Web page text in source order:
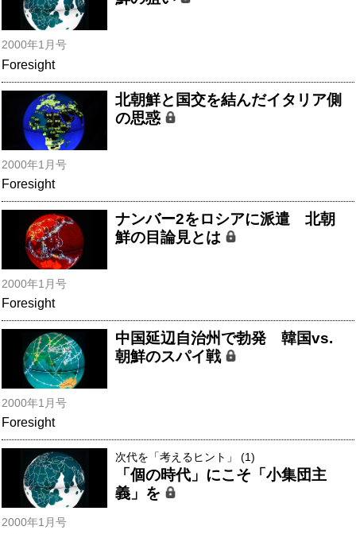
2000年1月号
Foresight
北朝鮮と国交を結んだイタリア側
の思惑
2000年1月号
Foresight
ナンバー2をロシアに派遣 北朝
鮮の目論見とは
2000年1月号
Foresight
中国延辺自治州で勃発 韓国vs.
朝鮮のスパイ戦
2000年1月号
Foresight
次代を「考えるヒント」 (1)
「個の時代」にこそ「小集団主
義」を
2000年1月号